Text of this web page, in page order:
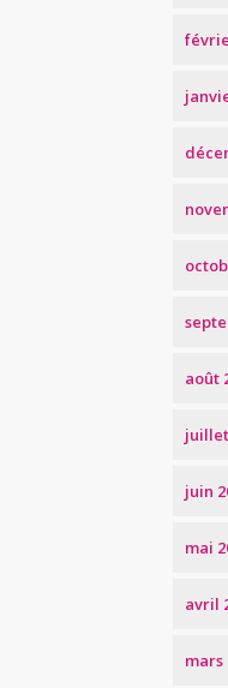
août
juin
mai
avril
mars